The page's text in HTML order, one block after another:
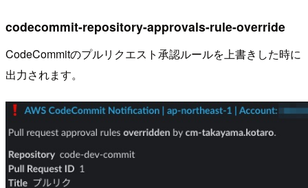
codecommit-repository-approvals-rule-override
CodeCommitのプルリクエスト承認ルールを上書きした時に
出力されます。